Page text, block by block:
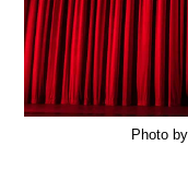
Photo